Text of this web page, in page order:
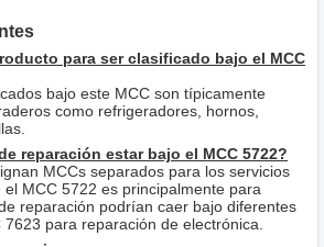
para ser clasificado bajo el MCC
bajo este MCC son típicamente
como refrigeradores, hornos,
reparación estar bajo el MCC 5722?
MCCs separados para los servicios
MCC 5722 es principalmente para
reparación podrían caer bajo diferentes
para reparación de electrónica.